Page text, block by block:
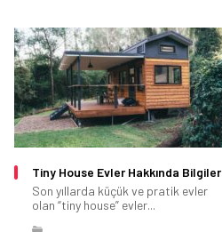
Tiny House Evler Hakkında Bilgiler
Son yıllarda küçük ve pratik evler
olan “tiny house” evler...